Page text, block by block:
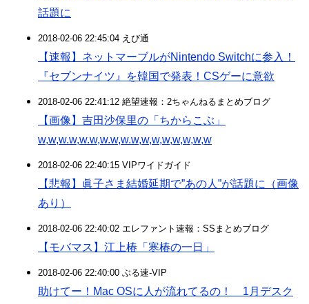
話題に
2018-02-06 22:45:04 えび通
【速報】ネットマーブルがNintendo Switchに参入！
『セブンナイツ』を韓国で発表！CSゲーに意欲
2018-02-06 22:41:12 絶望速報：2ちゃんねるまとめブログ
【画像】吉田沙保里の「ちからこぶ」
w,w,w.w,w.w,w.w,w.w,w,w,w,w,w,w,w
2018-02-06 22:40:15 VIPワイドガイド
【悲報】眞子さま結婚延期で”あの人”が話題に（画像
あり）
2018-02-06 22:40:02 エレファント速報：SSまとめブログ
【モバマス】江上椿「寒椿の一日」
2018-02-06 22:40:00 ぶる速-VIP
助けてー！Mac OSに人が流れてるの！ 1月デスク